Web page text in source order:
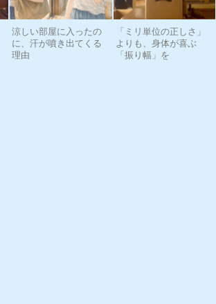
涼しい部屋に入ったの
に、汗が噴き出てくる
理由
「ミリ単位の正しさ」
よりも、身体が喜ぶ
「振り幅」を